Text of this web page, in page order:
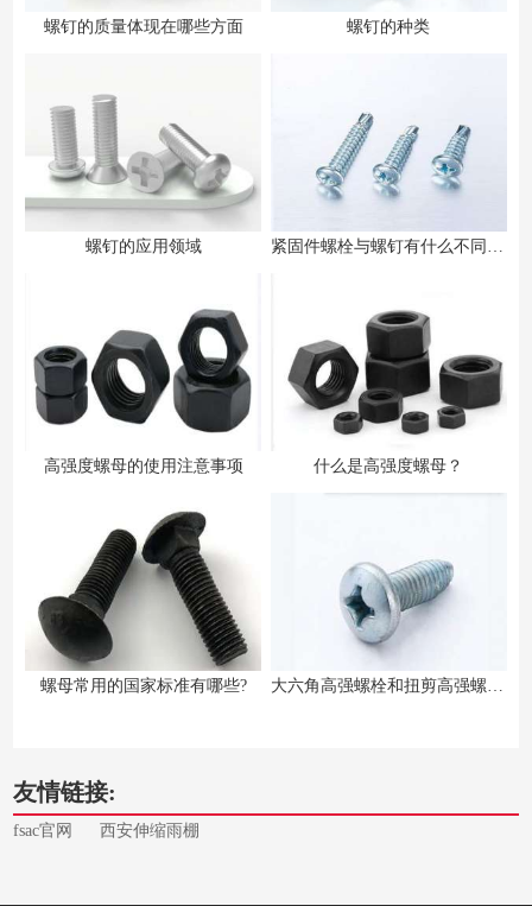
螺钉的质量体现在哪些方面 螺钉的种类
螺钉的应用领域 紧固件螺栓与螺钉有什么不同之处
高强度螺母的使用注意事项 什么是高强度螺母？
螺母常用的国家标准有哪些? 大六角高强螺栓和扭剪高强螺栓的区别
友情链接:
fsac官网 西安伸缩雨棚